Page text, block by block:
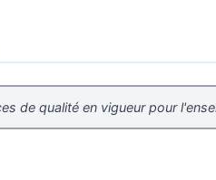
de qualité en vigueur pour